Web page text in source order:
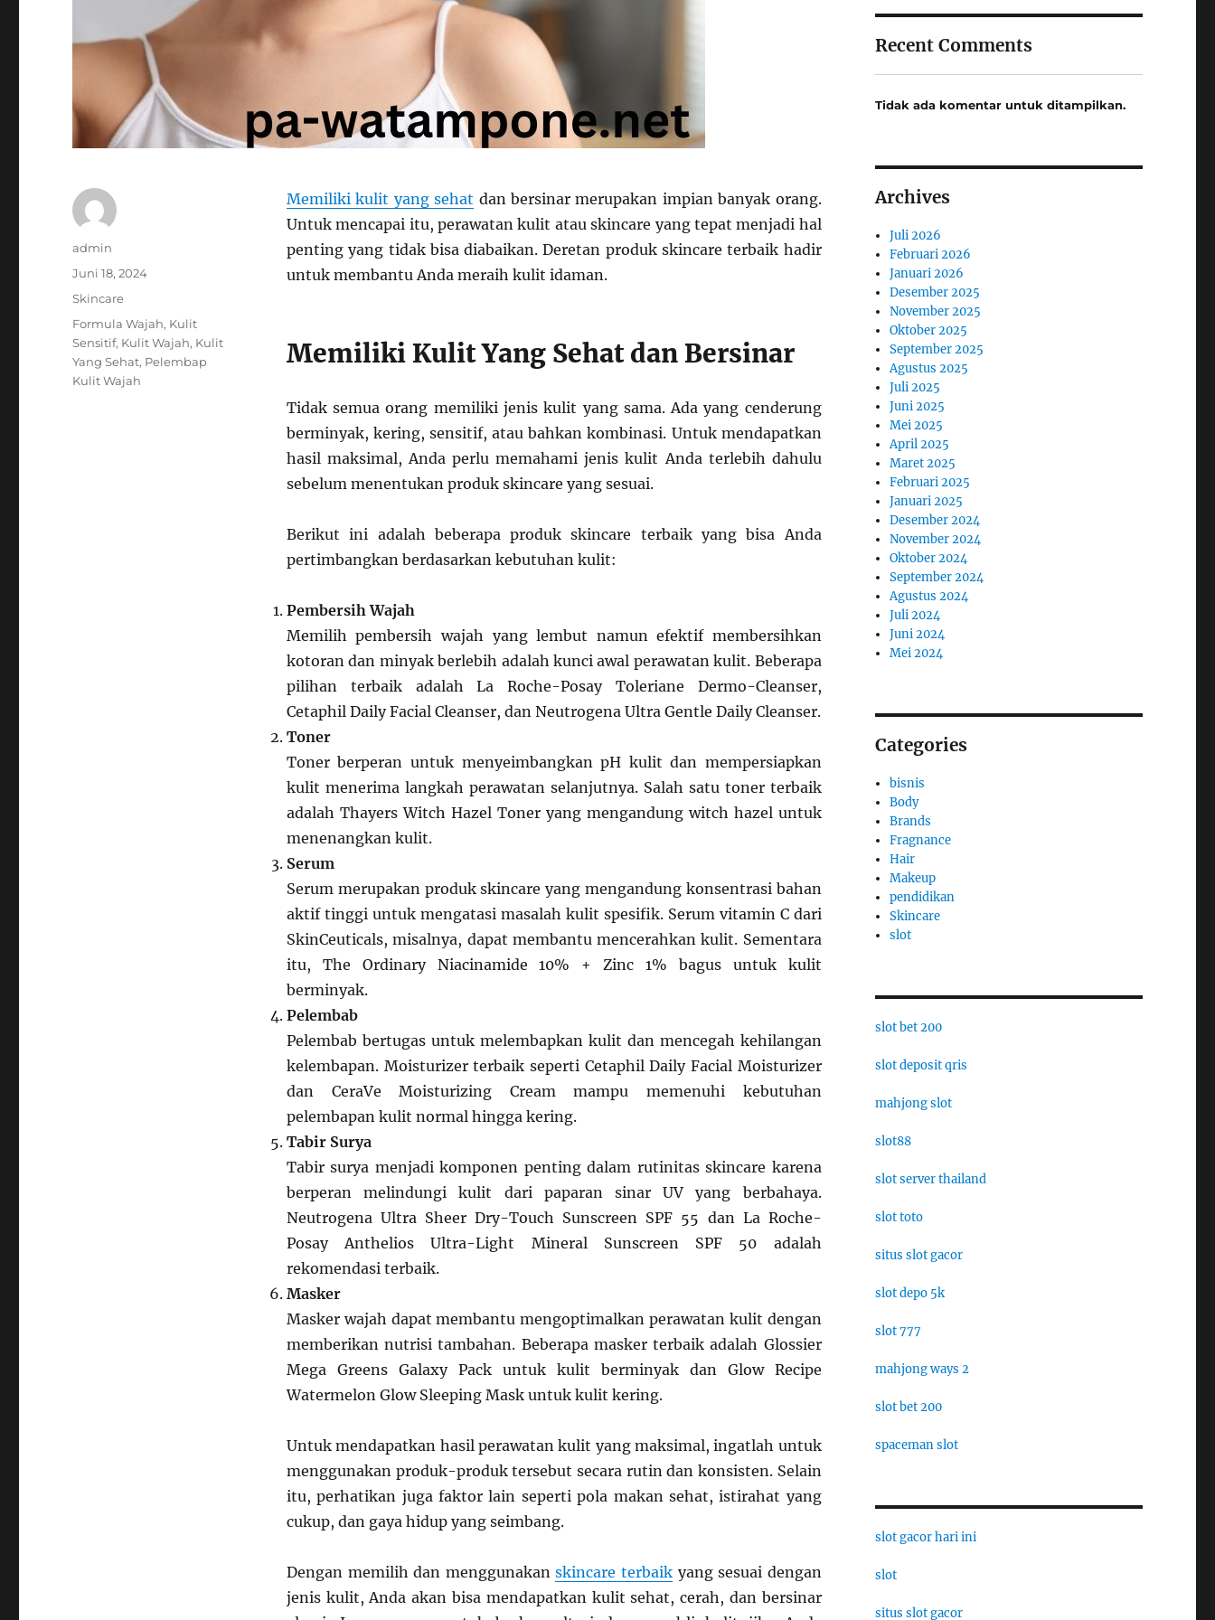
Memiliki kulit yang sehat dan bersinar merupakan impian banyak orang.
Untuk mencapai itu, perawatan kulit atau skincare yang tepat menjadi hal
penting yang tidak bisa diabaikan. Deretan produk skincare terbaik hadir
untuk membantu Anda meraih kulit idaman.
Memiliki Kulit Yang Sehat dan Bersinar
Tidak semua orang memiliki jenis kulit yang sama. Ada yang cenderung
berminyak, kering, sensitif, atau bahkan kombinasi. Untuk mendapatkan
hasil maksimal, Anda perlu memahami jenis kulit Anda terlebih dahulu
sebelum menentukan produk skincare yang sesuai.
Berikut ini adalah beberapa produk skincare terbaik yang bisa Anda
pertimbangkan berdasarkan kebutuhan kulit:
Pembersih Wajah
Memilih pembersih wajah yang lembut namun efektif membersihkan
kotoran dan minyak berlebih adalah kunci awal perawatan kulit. Beberapa
pilihan terbaik adalah La Roche-Posay Toleriane Dermo-Cleanser,
Cetaphil Daily Facial Cleanser, dan Neutrogena Ultra Gentle Daily Cleanser.
Toner
Toner berperan untuk menyeimbangkan pH kulit dan mempersiapkan
kulit menerima langkah perawatan selanjutnya. Salah satu toner terbaik
adalah Thayers Witch Hazel Toner yang mengandung witch hazel untuk
menenangkan kulit.
Serum
Serum merupakan produk skincare yang mengandung konsentrasi bahan
aktif tinggi untuk mengatasi masalah kulit spesifik. Serum vitamin C dari
SkinCeuticals, misalnya, dapat membantu mencerahkan kulit. Sementara
itu, The Ordinary Niacinamide 10% + Zinc 1% bagus untuk kulit
berminyak.
Pelembab
Pelembab bertugas untuk melembapkan kulit dan mencegah kehilangan
kelembapan. Moisturizer terbaik seperti Cetaphil Daily Facial Moisturizer
dan CeraVe Moisturizing Cream mampu memenuhi kebutuhan
pelembapan kulit normal hingga kering.
Tabir Surya
Tabir surya menjadi komponen penting dalam rutinitas skincare karena
berperan melindungi kulit dari paparan sinar UV yang berbahaya.
Neutrogena Ultra Sheer Dry-Touch Sunscreen SPF 55 dan La Roche-
Posay Anthelios Ultra-Light Mineral Sunscreen SPF 50 adalah
rekomendasi terbaik.
Masker
Masker wajah dapat membantu mengoptimalkan perawatan kulit dengan
memberikan nutrisi tambahan. Beberapa masker terbaik adalah Glossier
Mega Greens Galaxy Pack untuk kulit berminyak dan Glow Recipe
Watermelon Glow Sleeping Mask untuk kulit kering.
Untuk mendapatkan hasil perawatan kulit yang maksimal, ingatlah untuk
menggunakan produk-produk tersebut secara rutin dan konsisten. Selain
itu, perhatikan juga faktor lain seperti pola makan sehat, istirahat yang
cukup, dan gaya hidup yang seimbang.
Dengan memilih dan menggunakanskincare terbaikyang sesuai dengan
jenis kulit, Anda akan bisa mendapatkan kulit sehat, cerah, dan bersinar
Author
admin
Posted
on
Juni 18, 2024
Categories
Skincare
Tags
Formula Wajah, Kulit
Sensitif, Kulit Wajah, Kulit
Yang Sehat, Pelembap
Kulit Wajah
Recent Comments
Tidak ada komentar untuk ditampilkan.
Archives
Juli 2026
Februari 2026
Januari 2026
Desember 2025
November 2025
Oktober 2025
September 2025
Agustus 2025
Juli 2025
Juni 2025
Mei 2025
April 2025
Maret 2025
Februari 2025
Januari 2025
Desember 2024
November 2024
Oktober 2024
September 2024
Agustus 2024
Juli 2024
Juni 2024
Mei 2024
Categories
bisnis
Body
Brands
Fragnance
Hair
Makeup
pendidikan
Skincare
slot
slot bet 200
slot deposit qris
mahjong slot
slot88
slot server thailand
slot toto
situs slot gacor
slot depo 5k
slot 777
mahjong ways 2
slot bet 200
spaceman slot
slot gacor hari ini
slot
situs slot gacor